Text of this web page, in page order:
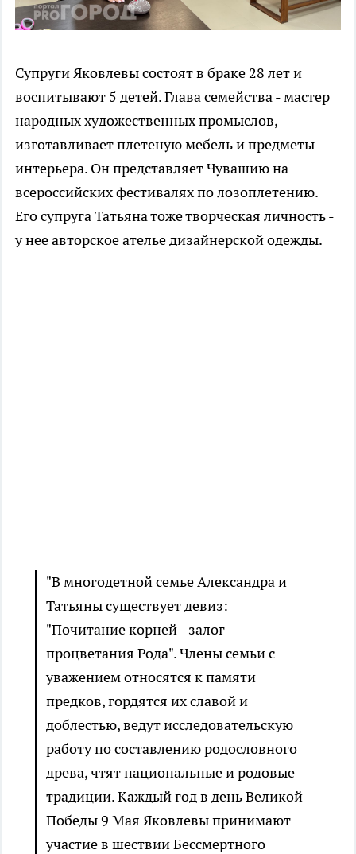
Супруги Яковлевы состоят в браке 28 лет и
воспитывают 5 детей. Глава семейства - мастер
народных художественных промыслов,
изготавливает плетеную мебель и предметы
интерьера. Он представляет Чувашию на
всероссийских фестивалях по лозоплетению.
Его супруга Татьяна тоже творческая личность -
у нее авторское ателье дизайнерской одежды.
"В многодетной семье Александра и
Татьяны существует девиз:
"Почитание корней - залог
процветания Рода". Члены семьи с
уважением относятся к памяти
предков, гордятся их славой и
доблестью, ведут исследовательскую
работу по составлению родословного
древа, чтят национальные и родовые
традиции. Каждый год в день Великой
Победы 9 Мая Яковлевы принимают
участие в шествии Бессмертного